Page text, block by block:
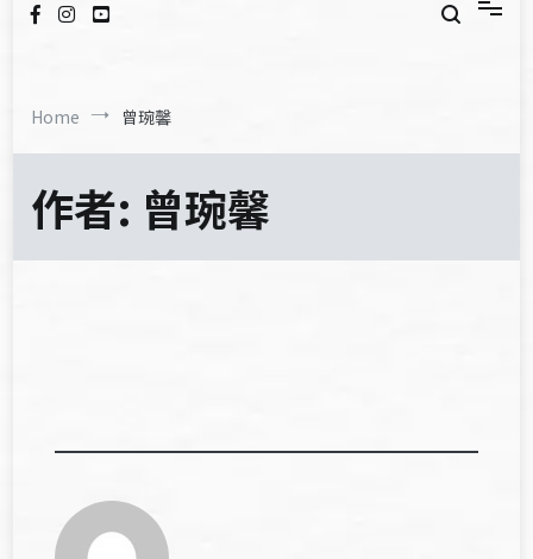
Home 曾琬馨
作者: 曾琬馨